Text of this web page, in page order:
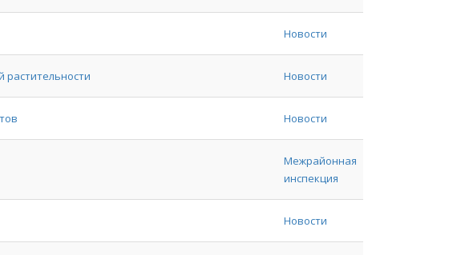
Новости
Новости
Новости
Межрайонная
инспекция
Новости